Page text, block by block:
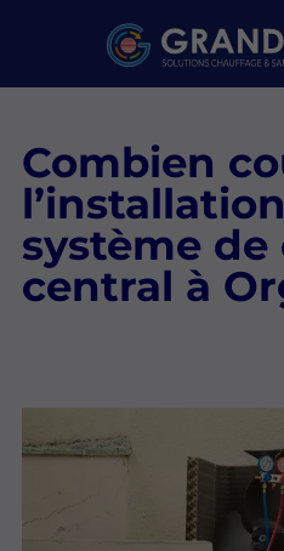
Combien
système
central à